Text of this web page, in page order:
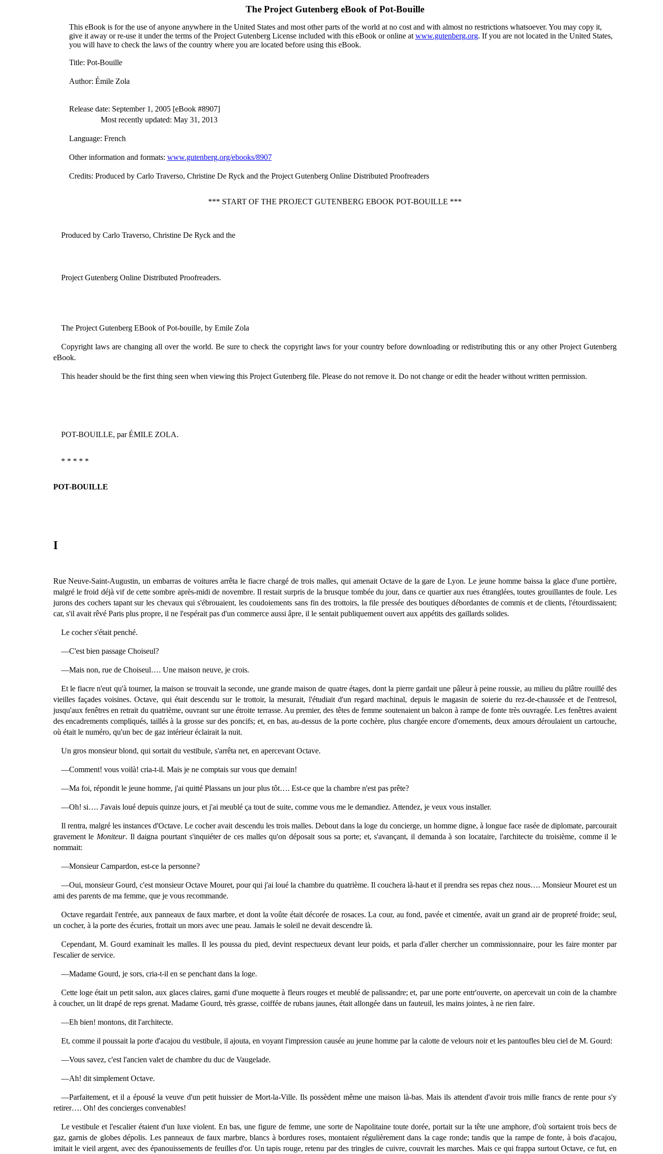
The Project Gutenberg eBook ofPot-Bouille
This eBook is for the use of anyone anywhere in the United States and most other parts of the world at no cost and with almost no restrictions whatsoever. You may copy it,
give it away or re-use it under the terms of the Project Gutenberg License included with this eBook or online at www.gutenberg.org. If you are not located in the United States,
you will have to check the laws of the country where you are located before using this eBook.
Title: Pot-Bouille
Author: Émile Zola
Release date: September 1, 2005 [eBook #8907]
Most recently updated: May 31, 2013
Language: French
Other information and formats: www.gutenberg.org/ebooks/8907
Credits: Produced by Carlo Traverso, Christine De Ryck and the Project Gutenberg Online Distributed Proofreaders
*** START OF THE PROJECT GUTENBERG EBOOK POT-BOUILLE ***
Produced by Carlo Traverso, Christine De Ryck and the
Project Gutenberg Online Distributed Proofreaders.
The Project Gutenberg EBook of Pot-bouille, by Emile Zola
Copyright laws are changing all over the world. Be sure to check the copyright laws for your country before downloading or redistributing this or any other Project Gutenberg
eBook.
This header should be the first thing seen when viewing this Project Gutenberg file. Please do not remove it. Do not change or edit the header without written permission.
POT-BOUILLE, par ÉMILE ZOLA.
* * * * *
POT-BOUILLE
I
Rue Neuve-Saint-Augustin, un embarras de voitures arrêta le fiacre chargé de trois malles, qui amenait Octave de la gare de Lyon. Le jeune homme baissa la glace d'une portière,
malgré le froid déjà vif de cette sombre après-midi de novembre. Il restait surpris de la brusque tombée du jour, dans ce quartier aux rues étranglées, toutes grouillantes de foule. Les
jurons des cochers tapant sur les chevaux qui s'ébrouaient, les coudoiements sans fin des trottoirs, la file pressée des boutiques débordantes de commis et de clients, l'étourdissaient;
car, s'il avait rêvé Paris plus propre, il ne l'espérait pas d'un commerce aussi âpre, il le sentait publiquement ouvert aux appétits des gaillards solides.
Le cocher s'était penché.
—C'est bien passage Choiseul?
—Mais non, rue de Choiseul…. Une maison neuve, je crois.
Et le fiacre n'eut qu'à tourner, la maison se trouvait la seconde, une grande maison de quatre étages, dont la pierre gardait une pâleur à peine roussie, au milieu du plâtre rouillé des
vieilles façades voisines. Octave, qui était descendu sur le trottoir, la mesurait, l'étudiait d'un regard machinal, depuis le magasin de soierie du rez-de-chaussée et de l'entresol,
jusqu'aux fenêtres en retrait du quatrième, ouvrant sur une étroite terrasse. Au premier, des têtes de femme soutenaient un balcon à rampe de fonte très ouvragée. Les fenêtres avaient
des encadrements compliqués, taillés à la grosse sur des poncifs; et, en bas, au-dessus de la porte cochère, plus chargée encore d'ornements, deux amours déroulaient un cartouche,
où était le numéro, qu'un bec de gaz intérieur éclairait la nuit.
Un gros monsieur blond, qui sortait du vestibule, s'arrêta net, en apercevant Octave.
—Comment! vous voilà! cria-t-il. Mais je ne comptais sur vous que demain!
—Ma foi, répondit le jeune homme, j'ai quitté Plassans un jour plus tôt…. Est-ce que la chambre n'est pas prête?
—Oh! si…. J'avais loué depuis quinze jours, et j'ai meublé ça tout de suite, comme vous me le demandiez. Attendez, je veux vous installer.
Il rentra, malgré les instances d'Octave. Le cocher avait descendu les trois malles. Debout dans la loge du concierge, un homme digne, à longue face rasée de diplomate, parcourait
gravement le Moniteur. Il daigna pourtant s'inquiéter de ces malles qu'on déposait sous sa porte; et, s'avançant, il demanda à son locataire, l'architecte du troisième, comme il le
nommait:
—Monsieur Campardon, est-ce la personne?
—Oui, monsieur Gourd, c'est monsieur Octave Mouret, pour qui j'ai loué la chambre du quatrième. Il couchera là-haut et il prendra ses repas chez nous…. Monsieur Mouret est un
ami des parents de ma femme, que je vous recommande.
Octave regardait l'entrée, aux panneaux de faux marbre, et dont la voûte était décorée de rosaces. La cour, au fond, pavée et cimentée, avait un grand air de propreté froide; seul,
un cocher, à la porte des écuries, frottait un mors avec une peau. Jamais le soleil ne devait descendre là.
Cependant, M. Gourd examinait les malles. Il les poussa du pied, devint respectueux devant leur poids, et parla d'aller chercher un commissionnaire, pour les faire monter par
l'escalier de service.
—Madame Gourd, je sors, cria-t-il en se penchant dans la loge.
Cette loge était un petit salon, aux glaces claires, garni d'une moquette à fleurs rouges et meublé de palissandre; et, par une porte entr'ouverte, on apercevait un coin de la chambre
à coucher, un lit drapé de reps grenat. Madame Gourd, très grasse, coiffée de rubans jaunes, était allongée dans un fauteuil, les mains jointes, à ne rien faire.
—Eh bien! montons, dit l'architecte.
Et, comme il poussait la porte d'acajou du vestibule, il ajouta, en voyant l'impression causée au jeune homme par la calotte de velours noir et les pantoufles bleu ciel de M. Gourd:
—Vous savez, c'est l'ancien valet de chambre du duc de Vaugelade.
—Ah! dit simplement Octave.
—Parfaitement, et il a épousé la veuve d'un petit huissier de Mort-la-Ville. Ils possèdent même une maison là-bas. Mais ils attendent d'avoir trois mille francs de rente pour s'y
retirer…. Oh! des concierges convenables!
Le vestibule et l'escalier étaient d'un luxe violent. En bas, une figure de femme, une sorte de Napolitaine toute dorée, portait sur la tête une amphore, d'où sortaient trois becs de
gaz, garnis de globes dépolis. Les panneaux de faux marbre, blancs à bordures roses, montaient régulièrement dans la cage ronde; tandis que la rampe de fonte, à bois d'acajou,
imitait le vieil argent, avec des épanouissements de feuilles d'or. Un tapis rouge, retenu par des tringles de cuivre, couvrait les marches. Mais ce qui frappa surtout Octave, ce fut, en